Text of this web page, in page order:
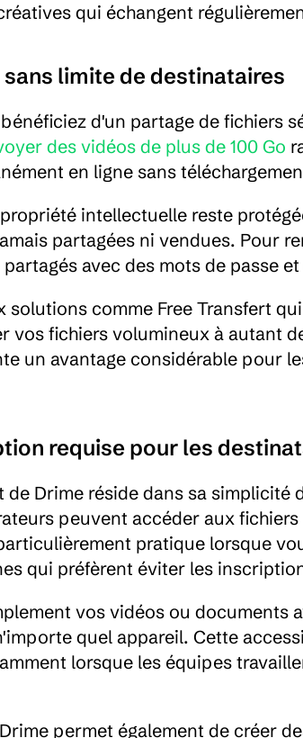
qui échangent
limite de destinataires
d'un partage de fichiers
des vidéos de plus de 100 Go
en ligne sans
intellectuelle reste
partagées ni vendues. Pour
avec des mots de passe
solutions comme Free Transfert
vos fichiers volumineux à autant
un avantage considérable pour
requise pour les
Drime réside dans sa
peuvent accéder aux
pratique lorsque
qui préfèrent éviter les
vos vidéos ou documents
quel appareil. Cette
lorsque les équipes
permet également de créer